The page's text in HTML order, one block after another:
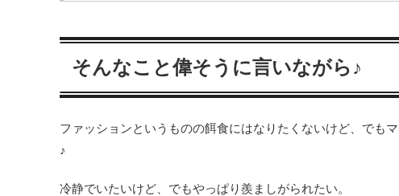
そんなこと偉そうに言いながら♪
ファッションというものの餌食にはなりたくないけど、でも
♪
冷静でいたいけど、でもやっぱり羨ましがられたい。